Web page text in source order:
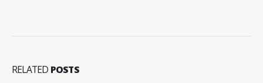
RELATED POSTS